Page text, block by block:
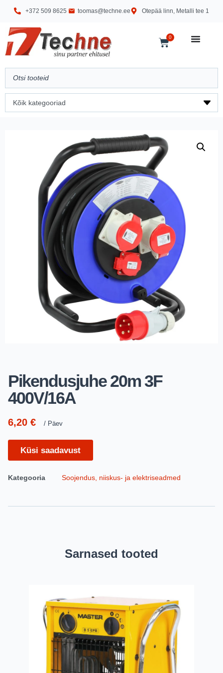
+372 509 8625 toomas@techne.ee Otepää linn, Metalli tee 1
0
Pikendusjuhe 20m 3F
400V/16A
6,20 € Päev
Küsi saadavust
Kategooria Soojendus, niiskus- ja elektriseadmed
Sarnased tooted